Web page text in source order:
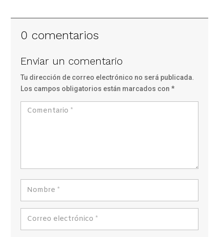
0 comentarios
Enviar un comentario
Tu dirección de correo electrónico no será publicada.
Los campos obligatorios están marcados con*